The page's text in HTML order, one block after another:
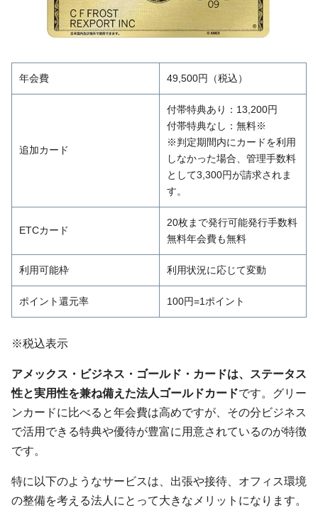
年会費 49,500円（税込）
追加カード
付帯特典あり：13,200円
付帯特典なし：無料※
※判定期間内にカードを利用
しなかった場合、管理手数料
として3,300円が請求されま
す。
ETCカード
20枚まで発行可能発行手数料
無料年会費も無料
利用可能枠 利用状況に応じて変動
ポイント還元率 100円=1ポイント
※税込表示
アメックス・ビジネス・ゴールド・カードは、ステータス
性と実用性を兼ね備えた法人ゴールドカードです。グリー
ンカードに比べると年会費は高めですが、その分ビジネス
で活用できる特典や優待が豊富に用意されているのが特徴
です。
特に以下のようなサービスは、出張や接待、オフィス環境
の整備を考える法人にとって大きなメリットになります。